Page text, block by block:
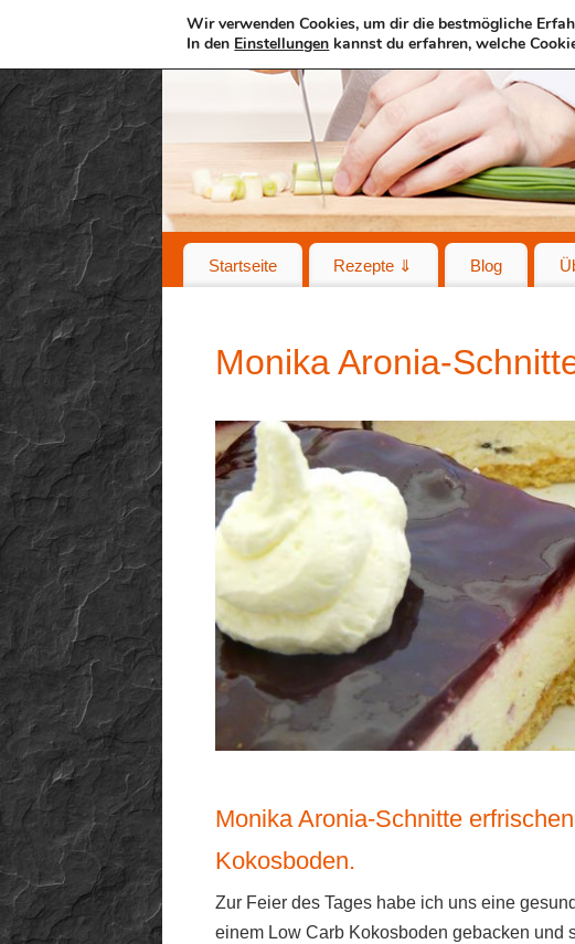
Startseite Rezepte ⇓ Blog
Monika Aronia-
Monika Aronia-Schnitte
Kokosboden.
Zur Feier des Tages habe ich uns eine
einem Low Carb Kokosboden gebacken
Wir verwenden Cookies, um dir die bestmögliche
In den Einstellungen kannst du erfahren, welche